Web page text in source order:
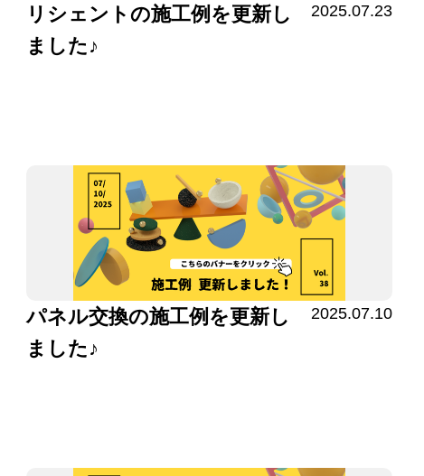
リシェントの施工例を更新し
ました♪
2025.07.23
パネル交換の施工例を更新し
ました♪
2025.07.10